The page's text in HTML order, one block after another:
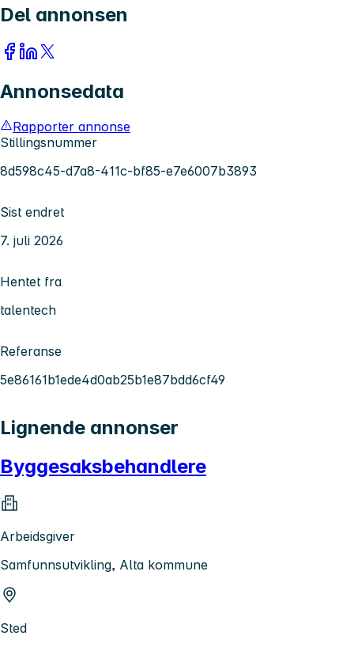
Del annonsen
Annonsedata
Rapporter annonse
Stillingsnummer
8d598c45-d7a8-411c-bf85-e7e6007b3893
Sist endret
7. juli 2026
Hentet fra
talentech
Referanse
5e86161b1ede4d0ab25b1e87bdd6cf49
Lignende annonser
Byggesaksbehandlere
Arbeidsgiver
Samfunnsutvikling, Alta kommune
Sted